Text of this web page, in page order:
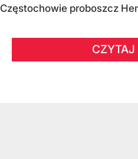
Częstochowie proboszcz
CZYTAJ